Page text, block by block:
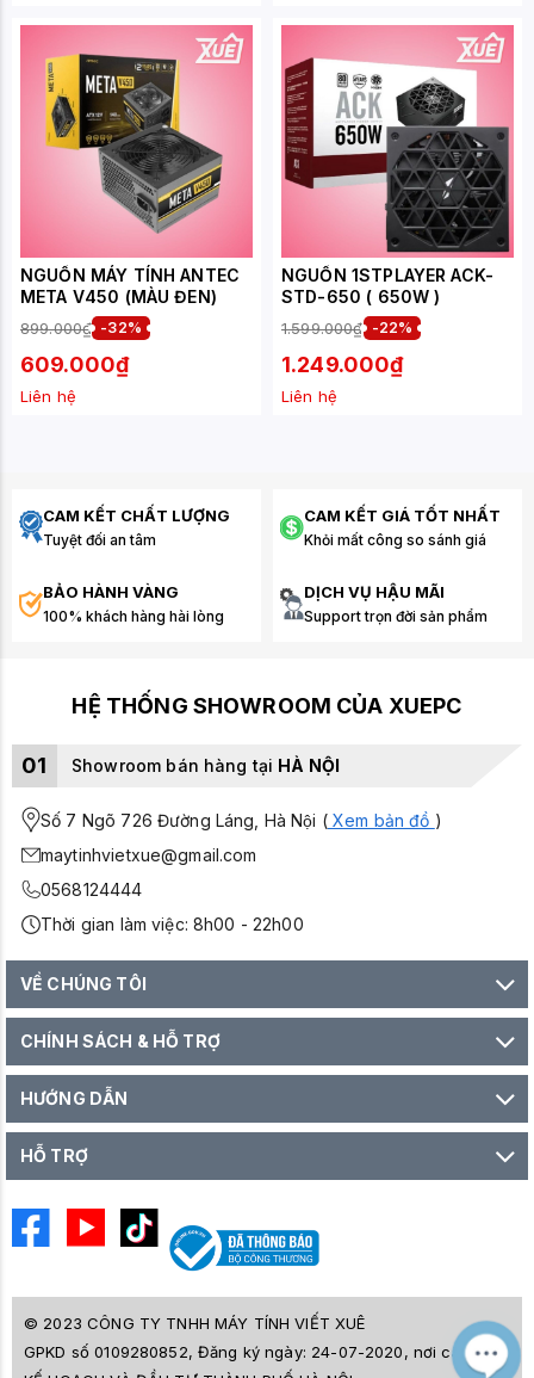
NGUỒN MÁY TÍNH ANTEC
META V450 (MÀU ĐEN)
899.000₫ -32%
609.000₫
Liên hệ
NGUỒN 1STPLAYER ACK-
STD-650 ( 650W )
1.599.000₫ -22%
1.249.000₫
Liên hệ
CAM KẾT CHẤT LƯỢNG
Tuyệt đối an tâm
CAM KẾT GIÁ TỐT NHẤT
Khỏi mất công so sánh giá
BẢO HÀNH VÀNG
100% khách hàng hài lòng
DỊCH VỤ HẬU MÃI
Support trọn đời sản phẩm
HỆ THỐNG SHOWROOM CỦA XUEPC
01 Showroom bán hàng tại HÀ NỘI
Số 7 Ngõ 726 Đường Láng, Hà Nội (Xem bản đồ )
maytinhvietxue@gmail.com
0568124444
Thời gian làm việc: 8h00 - 22h00
VỀ CHÚNG TÔI
CHÍNH SÁCH & HỖ TRỢ
HƯỚNG DẪN
HỖ TRỢ
© 2023 CÔNG TY TNHH MÁY TÍNH VIẾT XUÊ
GPKD số 0109280852, Đăng ký ngày: 24-07-2020, nơi cấp SỞ